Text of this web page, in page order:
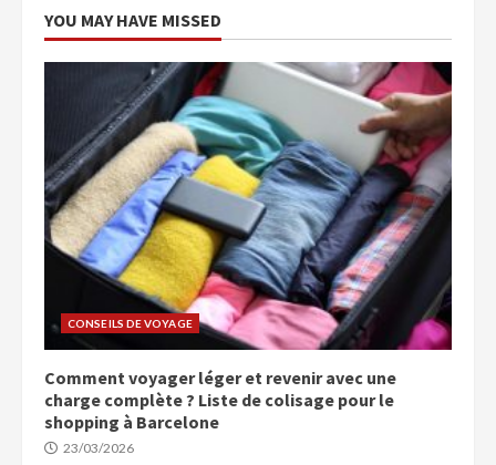
YOU MAY HAVE MISSED
CONSEILS DE VOYAGE
Comment voyager léger et revenir avec une
charge complète ? Liste de colisage pour le
shopping à Barcelone
23/03/2026